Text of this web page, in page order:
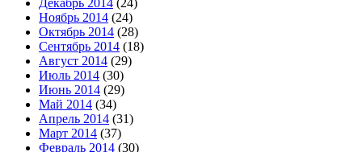
Ноябрь 2014 (24)
Октябрь 2014 (28)
Сентябрь 2014 (18)
Август 2014 (29)
Июль 2014 (30)
Июнь 2014 (29)
Май 2014 (34)
Апрель 2014 (31)
Март 2014 (37)
Февраль 2014 (30)